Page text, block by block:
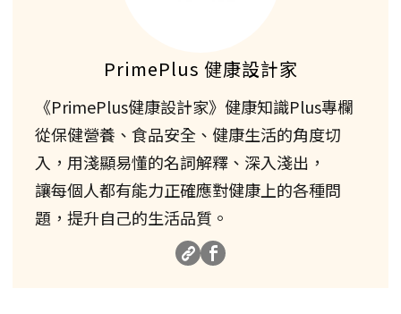
PrimePlus 健康設計家
《PrimePlus健康設計家》健康知識Plus專欄
從保健營養、食品安全、健康生活的角度切
入，用淺顯易懂的名詞解釋、深入淺出，
讓每個人都有能力正確應對健康上的各種問
題，提升自己的生活品質。